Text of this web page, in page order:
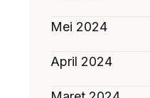
Mei 2024
April 2024